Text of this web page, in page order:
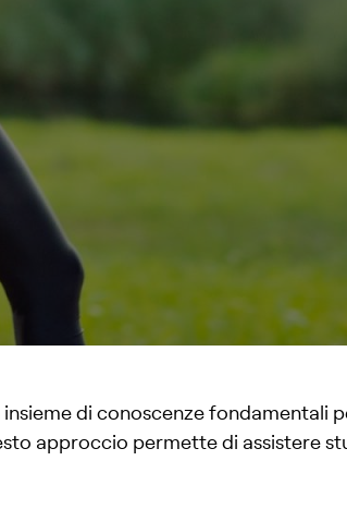
di conoscenze fondamentali
approccio permette di assistere